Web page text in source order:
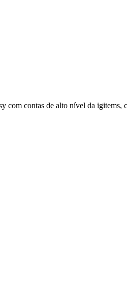
com contas de alto nível da igitems,